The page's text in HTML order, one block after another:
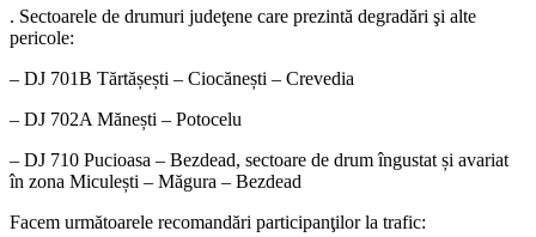
. Sectoarele de drumuri judeţene care prezintă degradări şi alte
pericole:
– DJ 701B Tărtășești – Ciocănești – Crevedia
– DJ 702A Mănești – Potocelu
– DJ 710 Pucioasa – Bezdead, sectoare de drum îngustat și avariat
în zona Miculești – Măgura – Bezdead
Facem următoarele recomandări participanţilor la trafic: